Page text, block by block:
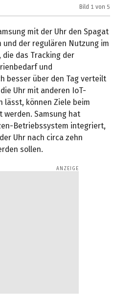
Bild 1 von 5
mit der Uhr den Spagat
der regulären Nutzung im
das Tracking der
und
besser über den Tag verteilt
Uhr mit anderen IoT-
lässt, können Ziele beim
Samsung hat
Betriebssystem integriert,
Uhr nach circa zehn
sollen.